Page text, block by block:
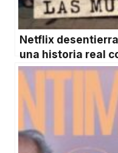
Netflix
una historia real
sátira mexicana